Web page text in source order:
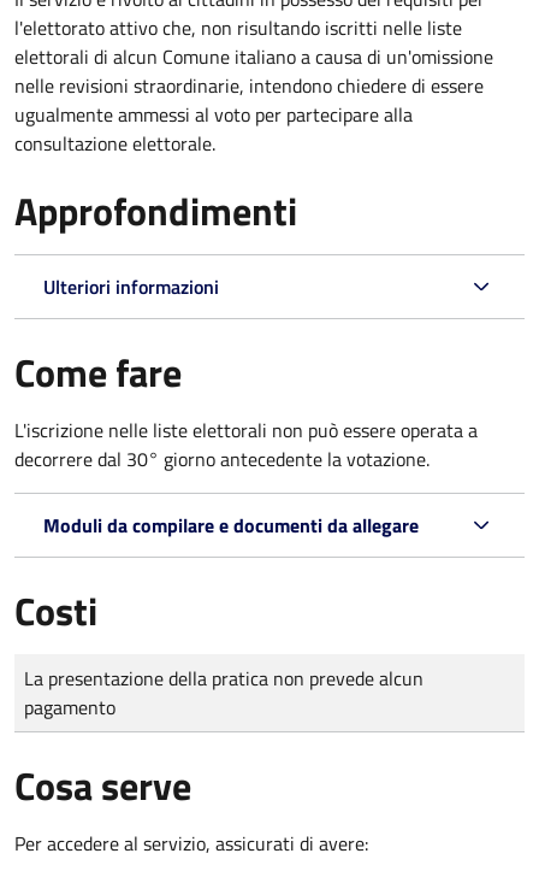
l'elettorato attivo che, non risultando iscritti nelle liste
elettorali di alcun Comune italiano a causa di un'omissione
nelle revisioni straordinarie, intendono chiedere di essere
ugualmente ammessi al voto per partecipare alla
consultazione elettorale.
Approfondimenti
Ulteriori informazioni
Come fare
L'iscrizione nelle liste elettorali non può essere operata a
decorrere dal 30° giorno antecedente la votazione.
Moduli da compilare e documenti da allegare
Costi
Tipo di pagamento
Importo
La presentazione della pratica non prevede alcun
pagamento
Cosa serve
Per accedere al servizio, assicurati di avere: